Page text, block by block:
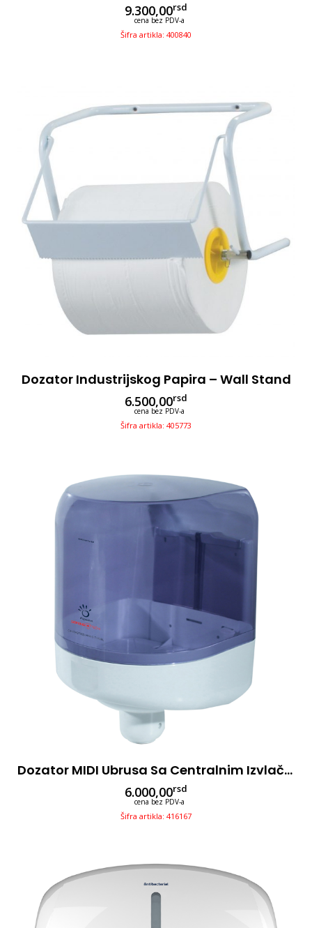
9.300,00rsd
cena bez PDV-a
Šifra artikla: 400840
Dozator Industrijskog Papira – Wall Stand
6.500,00rsd
cena bez PDV-a
Šifra artikla: 405773
Dozator MIDI Ubrusa Sa Centralnim Izvlačenjem Antibacterial
6.000,00rsd
cena bez PDV-a
Šifra artikla: 416167